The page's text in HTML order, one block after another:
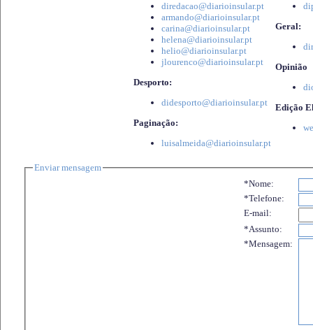
diredacao@diarioinsular.pt
armando@diarioinsular.pt
carina@diarioinsular.pt
helena@diarioinsular.pt
helio@diarioinsular.pt
jlourenco@diarioinsular.pt
Desporto:
didesporto@diarioinsular.pt
Paginação:
luisalmeida@diarioinsular.pt
Geral:
Opinião
Edição
Enviar mensagem
*Nome:
*Telefone:
E-mail:
*Assunto:
*Mensagem: